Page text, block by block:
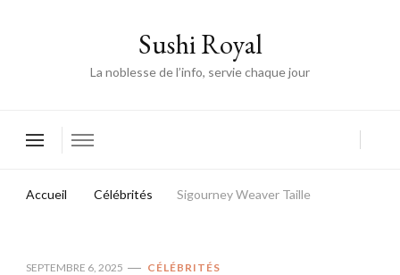
Sushi Royal
La noblesse de l’info, servie chaque jour
Accueil Célébrités Sigourney Weaver Taille
SEPTEMBRE 6, 2025 CÉLÉBRITÉS